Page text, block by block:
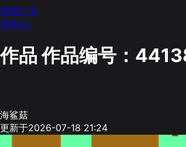
墨墨打字
墨墨OJ
作品作品编号：
海鲨菇
更新于2026-07-18 21:24